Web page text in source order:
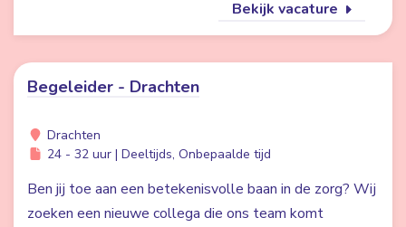
Bekijk vacature
Begeleider - Drachten
Drachten
24 - 32 uur | Deeltijds, Onbepaalde tijd
Ben jij toe aan een betekenisvolle baan in de zorg? Wij
zoeken een nieuwe collega die ons team komt